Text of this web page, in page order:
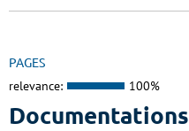
PAGES
relevance: 100%
Documentations